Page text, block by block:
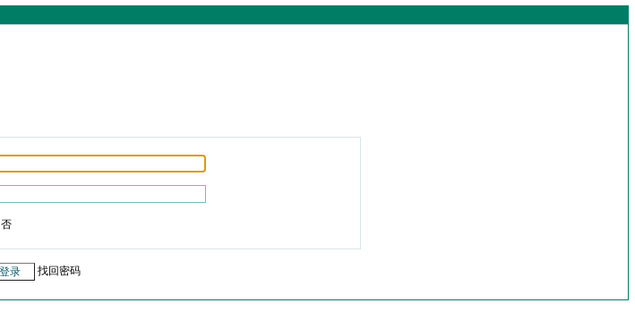
否
找回密码